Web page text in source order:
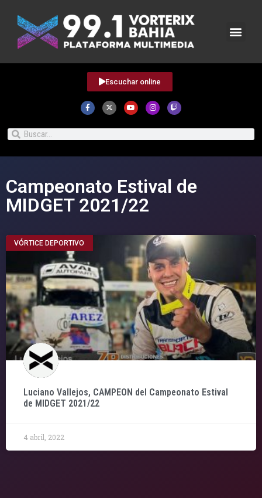
Escuchar online
Campeonato Estival de
MIDGET 2021/22
VÓRTICE DEPORTIVO
Luciano Vallejos, CAMPEON del Campeonato Estival
de MIDGET 2021/22
4 abril, 2022